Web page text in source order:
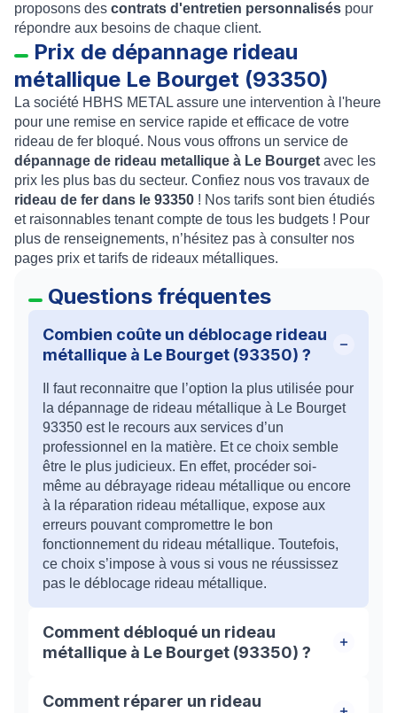
proposons des contrats d'entretien personnalisés pour
répondre aux besoins de chaque client.
Prix de dépannage rideau
métallique Le Bourget (93350)
La société HBHS METAL assure une intervention à l'heure
pour une remise en service rapide et efficace de votre
rideau de fer bloqué. Nous vous offrons un service de
dépannage de rideau metallique à Le Bourget avec les
prix les plus bas du secteur. Confiez nous vos travaux de
rideau de fer dans le 93350 ! Nos tarifs sont bien étudiés
et raisonnables tenant compte de tous les budgets ! Pour
plus de renseignements, n’hésitez pas à consulter nos
pages prix et tarifs de rideaux métalliques.
Questions fréquentes
Combien coûte un déblocage rideau
métallique à Le Bourget (93350) ?
Il faut reconnaitre que l’option la plus utilisée pour
la dépannage de rideau métallique à Le Bourget
93350 est le recours aux services d’un
professionnel en la matière. Et ce choix semble
être le plus judicieux. En effet, procéder soi-
même au débrayage rideau métallique ou encore
à la réparation rideau métallique, expose aux
erreurs pouvant compromettre le bon
fonctionnement du rideau métallique. Toutefois,
ce choix s’impose à vous si vous ne réussissez
pas le déblocage rideau métallique.
Comment débloqué un rideau
métallique à Le Bourget (93350) ?
Il est vrai que choisir un professionnel pour le
Comment réparer un rideau